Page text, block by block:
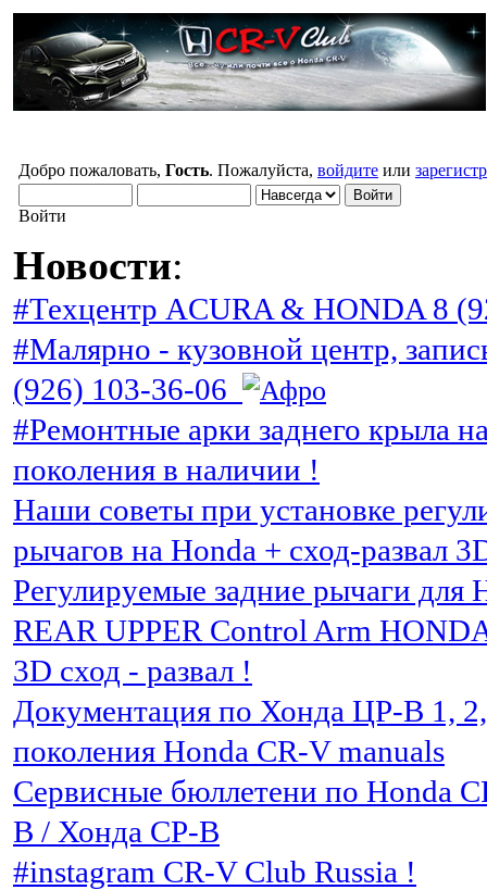
Добро пожаловать, Гость. Пожалуйста, войдите или
Войти
Новости:
#Техцентр ACURA & HONDA 8
#Малярно - кузовной центр,
(926) 103-36-06
#Ремонтные арки заднего крыла
поколения в наличии !
Наши советы при установке
рычагов на Honda + сход-развал
Регулируемые задние рычаги для
REAR UPPER Control Arm
3D сход - развал !
Документация по Хонда ЦР-В 1,
поколения Honda CR-V manuals
Сервисные бюллетени по Honda
В / Хонда СР-В
#instagram CR-V Club Russia !